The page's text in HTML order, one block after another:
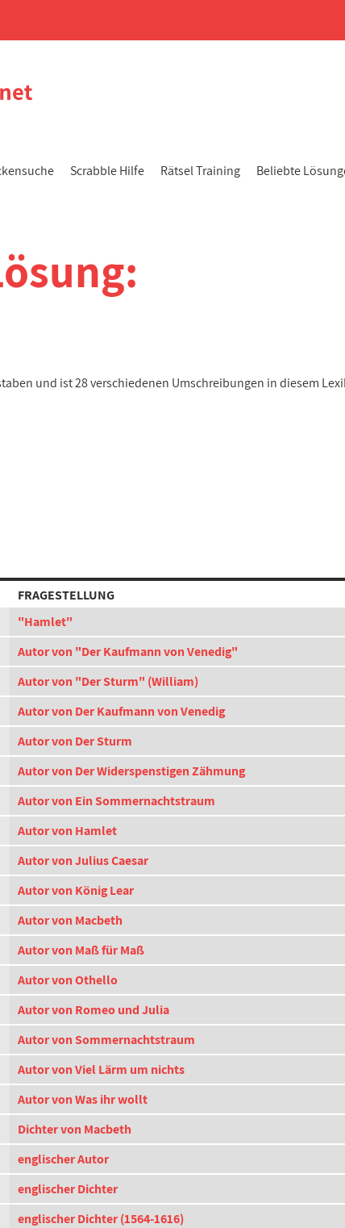
Scrabble Hilfe Rätsel Training Beliebte
und ist 28 verschiedenen Umschreibungen in diesem
FRAGESTELLUNG
"Hamlet"
Autor von "Der Kaufmann von Venedig"
Autor von "Der Sturm" (William)
Autor von Der Kaufmann von Venedig
Autor von Der Sturm
Autor von Der Widerspenstigen Zähmung
Autor von Ein Sommernachtstraum
Autor von Hamlet
Autor von Julius Caesar
Autor von König Lear
Autor von Macbeth
Autor von Maß für Maß
Autor von Othello
Autor von Romeo und Julia
Autor von Sommernachtstraum
Autor von Viel Lärm um nichts
Autor von Was ihr wollt
Dichter von Macbeth
englischer Autor
englischer Dichter
englischer Dichter (1564-1616)